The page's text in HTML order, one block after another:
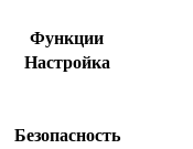
Функции
Настройка
Безопасность